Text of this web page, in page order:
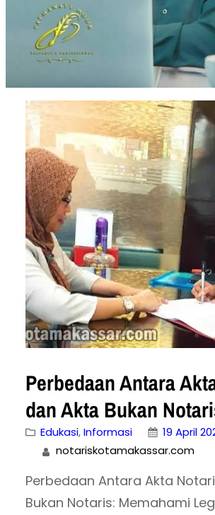
Perbedaan Antara
dan Akta Bukan
Edukasi, Informasi
19 April
notariskotamakassar.com
Perbedaan Antara Akta
Bukan Notaris: Memahami